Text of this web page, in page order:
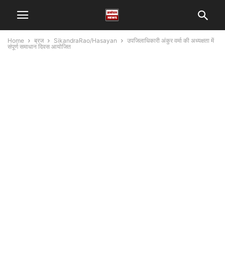
Home ब्रज SikandraRao/Hasayan
उपजिलाधिकारी अंकुर वर्मा की अध्यक्षता में
संपूर्ण समाधान दिवस आयोजित